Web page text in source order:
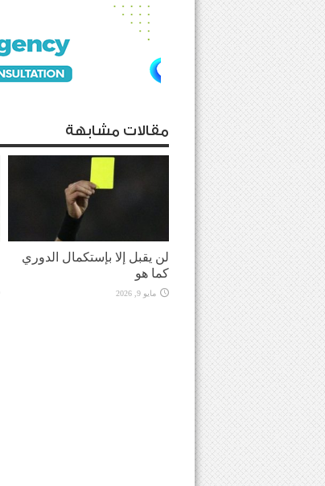
مقالات مشابهة
لن يقبل إلا بإستكمال الدوري
كما هو
مايو 9, 2026